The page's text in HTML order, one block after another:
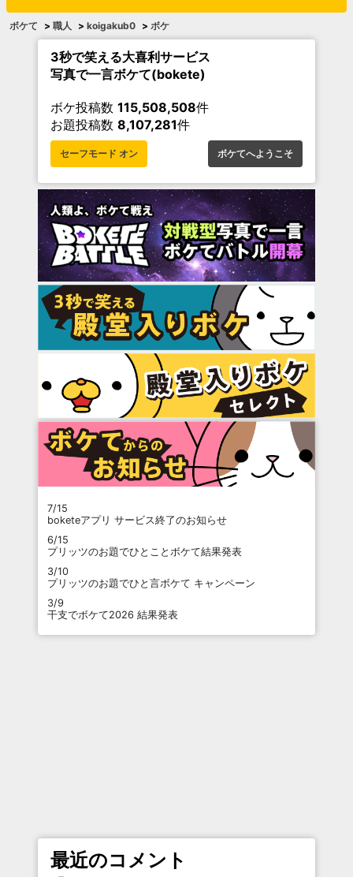
ボケて > 職人 > koigakub0 > ボケ
3秒で笑える大喜利サービス
写真で一言ボケて(bokete)
ボケ投稿数 115,508,508件
お題投稿数 8,107,281件
セーフモード オン ボケてへようこそ
7/15
boketeアプリ サービス終了のお知らせ
6/15
プリッツのお題でひとことボケて結果発表
3/10
プリッツのお題でひと言ボケて キャンペーン
3/9
干支でボケて2026 結果発表
最近のコメント